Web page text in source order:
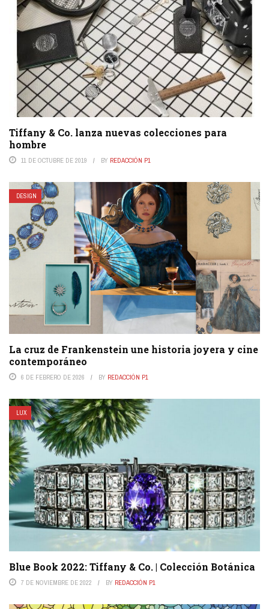
Tiffany & Co. lanza nuevas colecciones para
hombre
11 DE OCTUBRE DE 2019 BY REDACCIÓN P1
DESIGN
La cruz de Frankenstein une historia joyera y cine
contemporáneo
6 DE FEBRERO DE 2026 BY REDACCIÓN P1
LUX
Blue Book 2022: Tiffany & Co. | Colección Botánica
7 DE NOVIEMBRE DE 2022 BY REDACCIÓN P1